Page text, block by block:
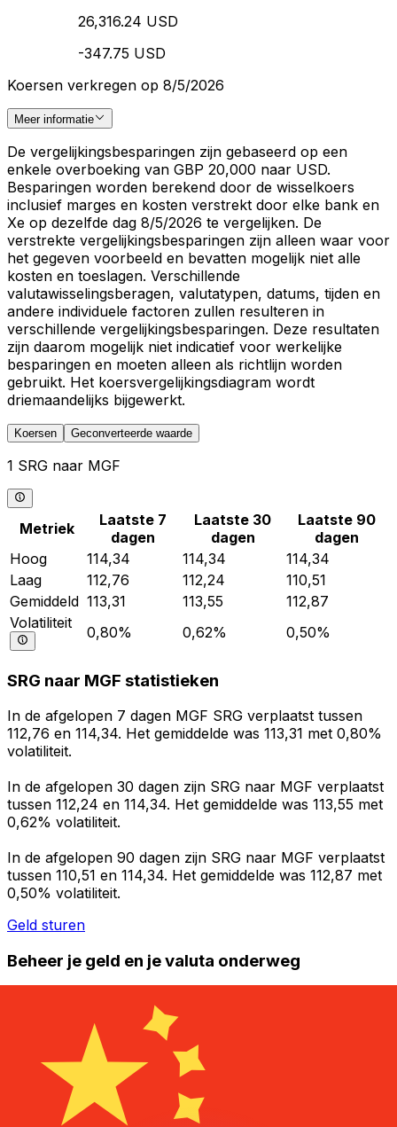
26,316.24 USD
-347.75 USD
Koersen verkregen op 8/5/2026
Meer informatie
De vergelijkingsbesparingen zijn gebaseerd op een
enkele overboeking van GBP 20,000 naar USD.
Besparingen worden berekend door de wisselkoers
inclusief marges en kosten verstrekt door elke bank en
Xe op dezelfde dag 8/5/2026 te vergelijken. De
verstrekte vergelijkingsbesparingen zijn alleen waar voor
het gegeven voorbeeld en bevatten mogelijk niet alle
kosten en toeslagen. Verschillende
valutawisselingsberagen, valutatypen, datums, tijden en
andere individuele factoren zullen resulteren in
verschillende vergelijkingsbesparingen. Deze resultaten
zijn daarom mogelijk niet indicatief voor werkelijke
besparingen en moeten alleen als richtlijn worden
gebruikt. Het koersvergelijkingsdiagram wordt
driemaandelijks bijgewerkt.
Koersen Geconverteerde waarde
1 SRG naar MGF
Metriek
Laatste 7
dagen
Laatste 30
dagen
Laatste 90
dagen
Hoog
114,34 114,34
114,34
Laag
112,76 112,24
110,51
Gemiddeld 113,31 113,55
112,87
Volatiliteit
0,80% 0,62% 0,50%
SRG naar MGF statistieken
In de afgelopen 7 dagen MGF SRG verplaatst tussen
112,76 en 114,34. Het gemiddelde was 113,31 met 0,80%
volatiliteit.
In de afgelopen 30 dagen zijn SRG naar MGF verplaatst
tussen 112,24 en 114,34. Het gemiddelde was 113,55 met
0,62% volatiliteit.
In de afgelopen 90 dagen zijn SRG naar MGF verplaatst
tussen 110,51 en 114,34. Het gemiddelde was 112,87 met
0,50% volatiliteit.
Geld sturen
Beheer je geld en je valuta onderweg
geldtransfers en valutabeheer. Wissel valuta's om, stel
koerswaarschuwingen in en maak geld over naar het
buitenland zonder verborgen kosten. Download
vandaag nog!